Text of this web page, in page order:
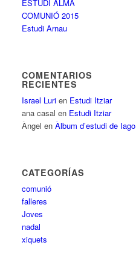
ESTUDI ALMA
COMUNIÓ 2015
Estudi Arnau
COMENTARIOS
RECIENTES
Israel Luri en Estudi Itziar
ana casal en Estudi Itziar
Àngel enÀlbum d’estudi de Iago
CATEGORÍAS
comunió
falleres
Joves
nadal
xiquets